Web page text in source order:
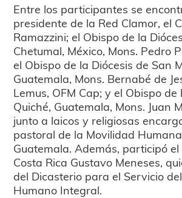
Entre los participantes se
presidente de la Red Clamor, el
Ramazzini; el Obispo de la
Chetumal, México, Mons. Pedro
el Obispo de la Diócesis de San
Guatemala, Mons. Bernabé de
Lemus, OFM Cap; y el Obispo de
Quiché, Guatemala, Mons. Juan
junto a laicos y religiosas
pastoral de la Movilidad
Guatemala. Además, participó
Costa Rica Gustavo Meneses,
del Dicasterio para el Servicio
Humano Integral.